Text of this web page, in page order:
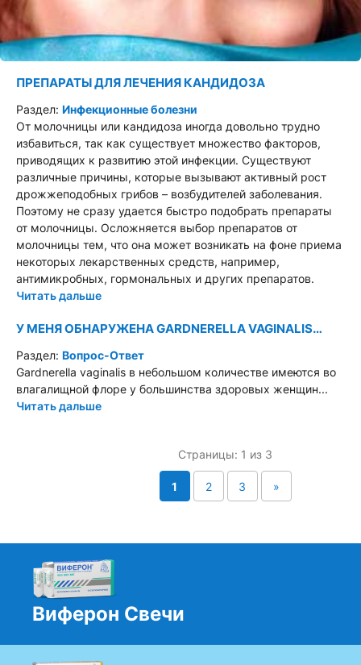
Виферон Свечи
ПРЕПАРАТЫ ДЛЯ ЛЕЧЕНИЯ КАНДИДОЗА
Раздел: Инфекционные болезни
От молочницы или кандидоза иногда довольно трудно
избавиться, так как существует множество факторов,
приводящих к развитию этой инфекции. Существуют
различные причины, которые вызывают активный рост
дрожжеподобных грибов – возбудителей заболевания.
Поэтому не сразу удается быстро подобрать препараты
от молочницы. Осложняется выбор препаратов от
молочницы тем, что она может возникать на фоне приема
некоторых лекарственных средств, например,
антимикробных, гормональных и других препаратов.
Читать дальше
У МЕНЯ ОБНАРУЖЕНА GARDNERELLA VAGINALIS…
Раздел: Вопрос-Ответ
Gardnerella vaginalis в небольшом количестве имеются во
влагалищной флоре у большинства здоровых женщин...
Читать дальше
Страницы: 1 из 3
1 2 3 »